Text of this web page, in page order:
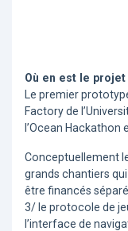
Où en est le projet
Le premier
Factory de
l’Ocean Hackathon
Conceptuellement
grands chantiers
être financés
3/ le protocole de
l’interface de